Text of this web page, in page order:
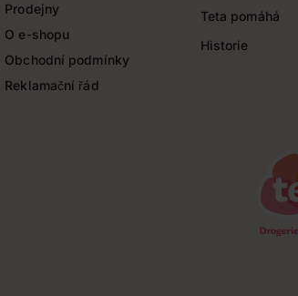
Prodejny
O e-shopu
Obchodní podmínky
Reklamační řád
Teta pomáhá
Historie